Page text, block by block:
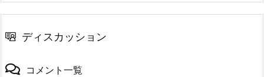
ディスカッション
コメント一覧